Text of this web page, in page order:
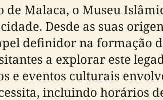
de Malaca, o Museu
Desde as suas
definidor na formação
a explorar este
e eventos culturais
incluindo horários